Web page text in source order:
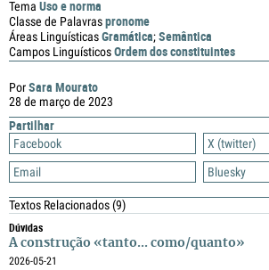
PorSara Mourato
28 de março de 2023
Partilhar
Facebook
X (twitter)
Email
Bluesky
Textos Relacionados(9)
Dúvidas
A construção «tanto... como/quanto»
2026-05-21
Tema Uso e norma
Classe de Palavraspronome
Áreas LinguísticasGramática;Semântica
Campos LinguísticosOrdem dos constituintes